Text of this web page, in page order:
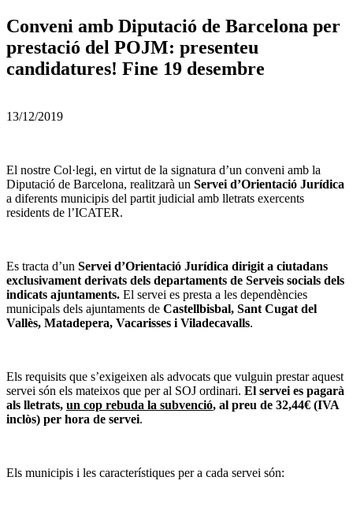
Conveni amb Diputació de Barcelona per
prestació del POJM: presenteu
candidatures! Fine 19 desembre
13/12/2019
El nostre Col·legi, en virtut de la signatura d’un conveni amb la
Diputació de Barcelona, realitzarà un Servei d’Orientació Jurídica
a diferents municipis del partit judicial amb lletrats exercents
residents de l’ICATER.
Es tracta d’un Servei d’Orientació Jurídica dirigit a ciutadans
exclusivament derivats dels departaments de Serveis socials dels
indicats ajuntaments. El servei es presta a les dependències
municipals dels ajuntaments de Castellbisbal, Sant Cugat del
Vallès, Matadepera, Vacarisses i Viladecavalls.
Els requisits que s’exigeixen als advocats que vulguin prestar aquest
servei són els mateixos que per al SOJ ordinari. El servei es pagarà
als lletrats, un cop rebuda la subvenció, al preu de 32,44€ (IVA
inclòs) per hora de servei.
Els municipis i les característiques per a cada servei són: